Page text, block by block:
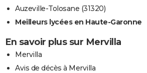
Auzeville-Tolosane (31320)
Meilleurs lycées en Haute-Garonne
En savoir plus sur Mervilla
Mervilla
Avis de décès à Mervilla